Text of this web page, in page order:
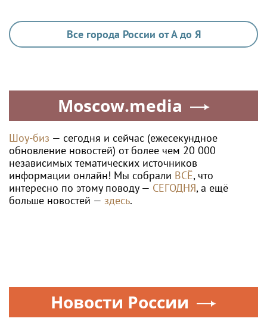
Все города России от А до Я
Moscow.media
Шоу-биз — сегодня и сейчас (ежесекундное
обновление новостей) от более чем 20 000
независимых тематических источников
информации онлайн! Мы собрали ВСЁ, что
интересно по этому поводу — СЕГОДНЯ, а ещё
больше новостей — здесь.
Новости России